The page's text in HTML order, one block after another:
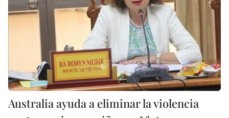
Australia ayuda a eliminar la violencia